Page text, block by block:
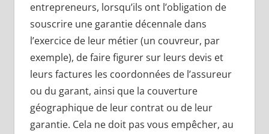
entrepreneurs, lorsqu’ils ont l’obligation de
souscrire une garantie décennale dans
l’exercice de leur métier (un couvreur, par
exemple), de faire figurer sur leurs devis et
leurs factures les coordonnées de l’assureur
ou du garant, ainsi que la couverture
géographique de leur contrat ou de leur
garantie. Cela ne doit pas vous empêcher, au